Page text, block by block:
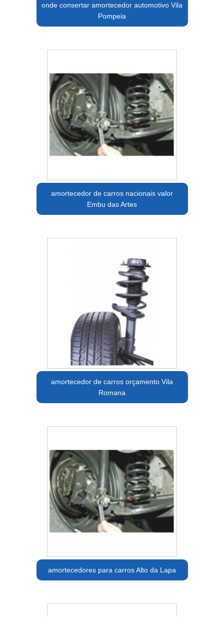
onde consertar amortecedor automotivo Vila
Pompeia
amortecedor de carros nacionais valor
Embu das Artes
amortecedor de carros orçamento Vila
Romana
amortecedores para carros Alto da Lapa